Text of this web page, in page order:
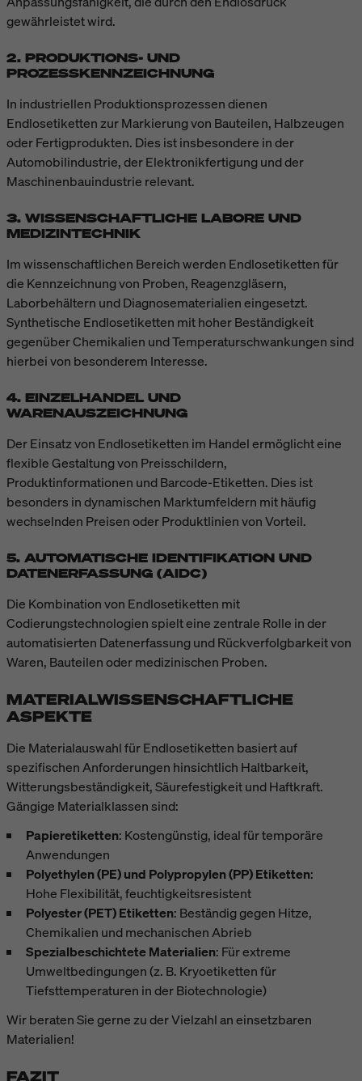
gewährleistet wird.
2. PRODUKTIONS- UND
PROZESSKENNZEICHNUNG
In industriellen Produktionsprozessen dienen
Endlosetiketten zur Markierung von Bauteilen, Halbzeugen
oder Fertigprodukten. Dies ist insbesondere in der
Automobilindustrie, der Elektronikfertigung und der
Maschinenbauindustrie relevant.
3. WISSENSCHAFTLICHE LABORE UND
MEDIZINTECHNIK
Im wissenschaftlichen Bereich werden Endlosetiketten für
die Kennzeichnung von Proben, Reagenzgläsern,
Laborbehältern und Diagnosematerialien eingesetzt.
Synthetische Endlosetiketten mit hoher Beständigkeit
gegenüber Chemikalien und Temperaturschwankungen sind
hierbei von besonderem Interesse.
4. EINZELHANDEL UND
WARENAUSZEICHNUNG
Der Einsatz von Endlosetiketten im Handel ermöglicht eine
flexible Gestaltung von Preisschildern,
Produktinformationen und Barcode-Etiketten. Dies ist
besonders in dynamischen Marktumfeldern mit häufig
wechselnden Preisen oder Produktlinien von Vorteil.
5. AUTOMATISCHE IDENTIFIKATION UND
DATENERFASSUNG (AIDC)
Die Kombination von Endlosetiketten mit
Codierungstechnologien spielt eine zentrale Rolle in der
automatisierten Datenerfassung und Rückverfolgbarkeit von
Waren, Bauteilen oder medizinischen Proben.
MATERIALWISSENSCHAFTLICHE
ASPEKTE
Die Materialauswahl für Endlosetiketten basiert auf
spezifischen Anforderungen hinsichtlich Haltbarkeit,
Witterungsbeständigkeit, Säurefestigkeit und Haftkraft.
Gängige Materialklassen sind:
Papieretiketten: Kostengünstig, ideal für temporäre
Anwendungen
Polyethylen (PE) und Polypropylen (PP) Etiketten:
Hohe Flexibilität, feuchtigkeitsresistent
Polyester (PET) Etiketten: Beständig gegen Hitze,
Chemikalien und mechanischen Abrieb
Spezialbeschichtete Materialien: Für extreme
Umweltbedingungen (z. B. Kryoetiketten für
Tiefsttemperaturen in der Biotechnologie)
Wir beraten Sie gerne zu der Vielzahl an einsetzbaren
Materialien!
FAZIT